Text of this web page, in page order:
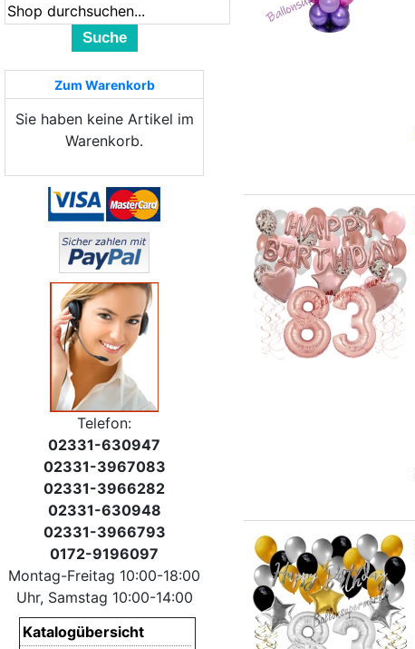
Suche
Zum Warenkorb
Sie haben keine Artikel im
Warenkorb.
Telefon:
02331-630947
02331-3967083
02331-3966282
02331-630948
02331-3966793
0172-9196097
Montag-Freitag 10:00-18:00
Uhr, Samstag 10:00-14:00
Katalogübersicht